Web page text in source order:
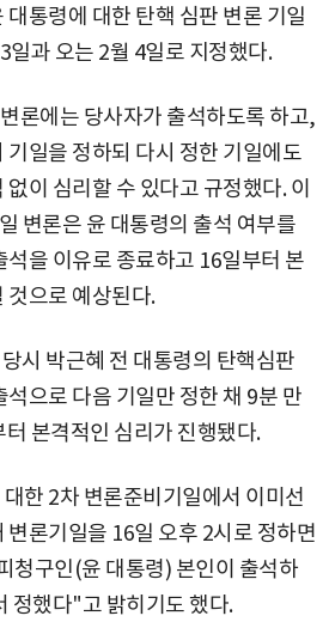
통령에 대한 탄핵 심판 변론 기일
과 오는 2월 4일로 지정했다.
론에는 당사자가 출석하도록 하고,
기일을 정하되 다시 정한 기일에도
이 심리할 수 있다고 규정했다. 이
변론은 윤 대통령의 출석 여부를
을 이유로 종료하고 16일부터 본
것으로 예상된다.
시 박근혜 전 대통령의 탄핵심판
으로 다음 기일만 정한 채 9분 만
본격적인 심리가 진행됐다.
한 2차 변론준비기일에서 이미선
변론기일을 16일 오후 2시로 정하면
청구인(윤 대통령) 본인이 출석하
정했다"고 밝히기도 했다.